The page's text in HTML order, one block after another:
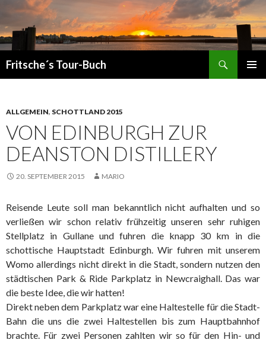
Fritsche´s Tour-Buch
ALLGEMEIN, SCHOTTLAND 2015
VON EDINBURGH ZUR
DEANSTON DISTILLERY
20. SEPTEMBER 2015 MARIO
Reisende Leute soll man bekanntlich nicht aufhalten und so
verließen wir schon relativ frühzeitig unseren sehr ruhigen
Stellplatz in Gullane und fuhren die knapp 30 km in die
schottische Hauptstadt Edinburgh. Wir fuhren mit unserem
Womo allerdings nicht direkt in die Stadt, sondern nutzen den
städtischen Park & Ride Parkplatz in Newcraighall. Das war
die beste Idee, die wir hatten!
Direkt neben dem Parkplatz war eine Haltestelle für die Stadt-
Bahn die uns die zwei Haltestellen bis zum Hauptbahnhof
brachte. Für zwei Personen zahlten wir so für den Hin- und